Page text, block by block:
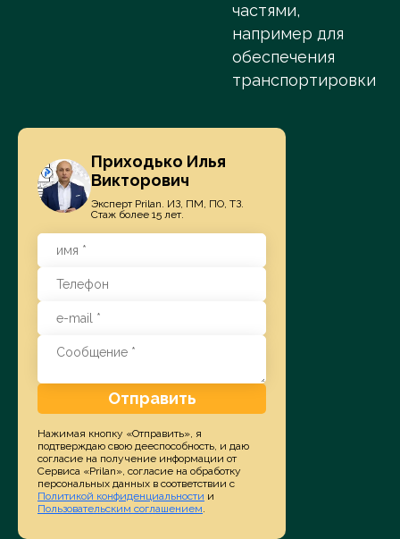
частями,
например для
обеспечения
транспортировки
Приходько Илья
Викторович
Эксперт Prilan. ИЗ, ПМ, ПО, ТЗ.
Стаж более 15 лет.
Отправить
Нажимая кнопку «Отправить», я
подтверждаю свою дееспособность, и даю
согласие на получение информации от
Сервиса «Prilan», согласие на обработку
персональных данных в соответствии с
Политикой конфиденциальности и
Пользовательским соглашением.